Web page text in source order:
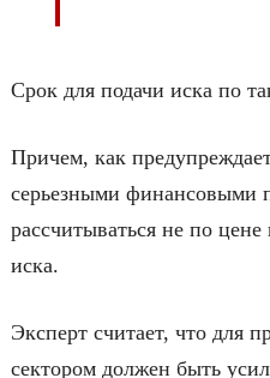
Срок для подачи иска по
Причем, как
серьезными финансовыми
рассчитываться не по
иска.
Эксперт считает, что для
сектором должен быть